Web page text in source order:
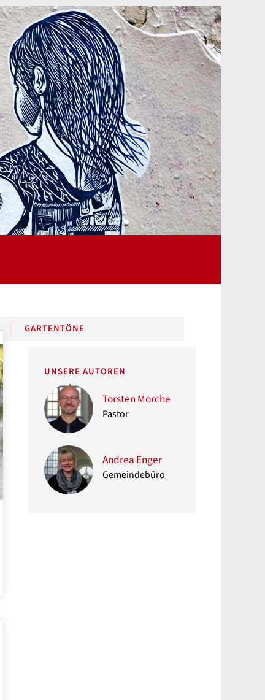
GARTENTÖNE
UNSERE AUTOREN
Torsten Morche
Pastor
Andrea Enger
Gemeindebüro